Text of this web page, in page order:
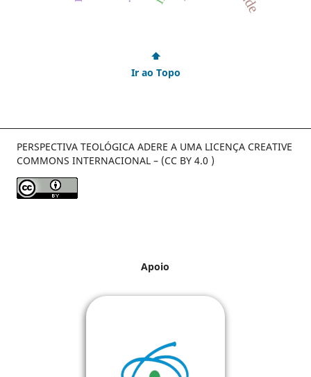
⬆
Ir ao Topo
PERSPECTIVA TEOLÓGICA ADERE A UMA LICENÇA CREATIVE
COMMONS INTERNACIONAL – (CC BY 4.0 )
Apoio